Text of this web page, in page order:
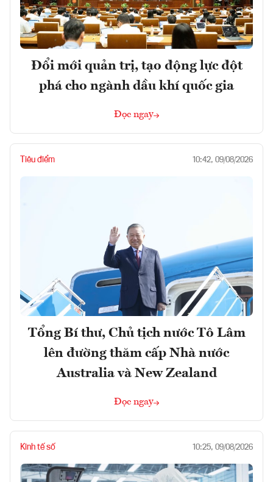
Đổi mới quản trị, tạo động lực đột
phá cho ngành dầu khí quốc gia
Đọc ngay
Tiêu điểm 10:42, 09/08/2026
Tổng Bí thư, Chủ tịch nước Tô Lâm
lên đường thăm cấp Nhà nước
Australia và New Zealand
Đọc ngay
Kinh tế số 10:25, 09/08/2026